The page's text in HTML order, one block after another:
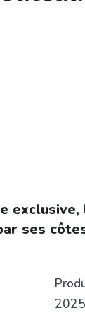
ses